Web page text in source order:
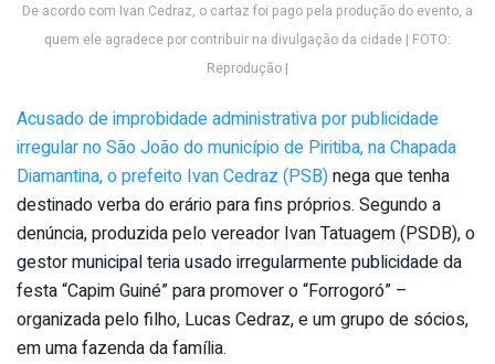
De acordo com Ivan Cedraz, o cartaz foi pago pela produção do evento, a
quem ele agradece por contribuir na divulgação da cidade | FOTO:
Reprodução |
Acusado de improbidade administrativa por publicidade
irregular no São João do município de Piritiba, na Chapada
Diamantina, o prefeito Ivan Cedraz (PSB)nega que tenha
destinado verba do erário para fins próprios. Segundo a
denúncia, produzida pelo vereador Ivan Tatuagem (PSDB), o
gestor municipal teria usado irregularmente publicidade da
festa “Capim Guiné” para promover o “Forrogoró” –
organizada pelo filho, Lucas Cedraz, e um grupo de sócios,
em uma fazenda da família.